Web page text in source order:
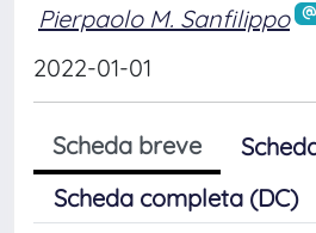
Pierpaolo M. Sanfilippo
2022-01-01
Scheda breve
Scheda completa (DC)